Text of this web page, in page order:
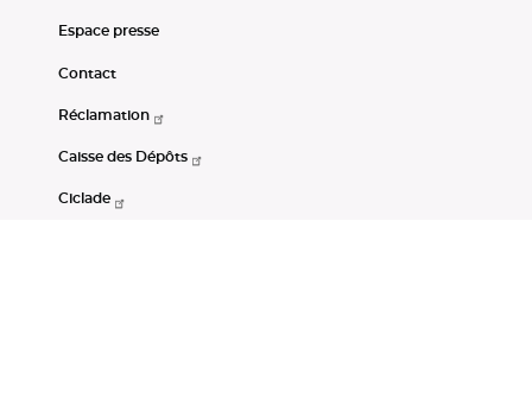
Espace presse
Contact
Réclamation
Caisse des Dépôts
Ciclade